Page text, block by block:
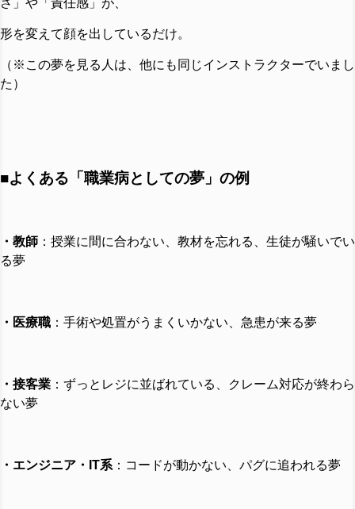
さ」や「責任感」が、
形を変えて顔を出しているだけ。
（※この夢を見る人は、他にも同じインストラクターでいまし
た）
■よくある「職業病としての夢」の例
・教師 ：授業に間に合わない、教材を忘れる、生徒が騒いでい
る夢
・医療職 ：手術や処置がうまくいかない、急患が来る夢
・接客業 ：ずっとレジに並ばれている、クレーム対応が終わら
ない夢
・エンジニア・IT系 ：コードが動かない、パグに追われる夢